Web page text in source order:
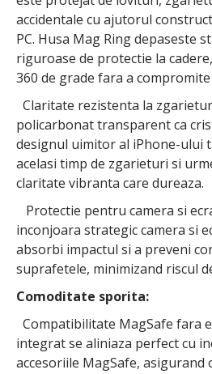
accidentale cu ajutorul
PC. Husa Mag Ring depaseste
riguroase de protectie la
360 de grade fara a
Claritate rezistenta la
policarbonat transparent ca
designul uimitor al iPhone-ului
acelasi timp de zgarieturi si
claritate vibranta care dureaza.
Protectie pentru camera si
inconjoara strategic camera si
absorbi impactul si a preveni
suprafetele, minimizand riscul
Comoditate sporita:
Compatibilitate MagSafe fara
integrat se aliniaza perfect cu
accesoriile MagSafe, asigurand